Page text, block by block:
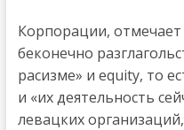
Корпорации,
беконечно
расизме» и equity, то
и «их деятельность
левацких